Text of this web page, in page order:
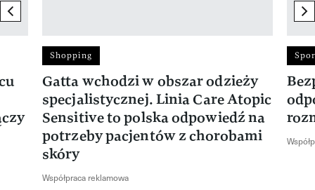
previous element
Shopping
Gatta wchodzi w obszar odzieży
specjalistycznej. Linia Care Atopic
Sensitive to polska odpowiedź na
potrzeby pacjentów z chorobami
skóry
Współpraca reklamowa